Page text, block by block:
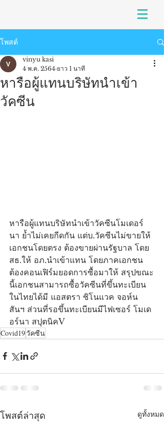
โพสต์
หารือผู้แทนบริษัทนำเข้า
วัคซีน
vinyu kasi
4 พ.ค. 2564 ยาว 1 นาที
หารือผู้แทนบริษัทนำเข้าวัคซีนโมเดอร์
นา ย้ำไม่เคยกีดกัน แต่บ.วัคซีนไม่ขายให้
เอกชนโดยตรง ต้องขายผ่านรัฐบาล โดย
สธ.ให้ อภ.นำเข้าแทน โดยภาคเอกชน
ต้องคอนเฟิร์มยอดการซื้อมาให้ สรุปขณะ
นี้เอกชนสามารถซื้อวัคซีนที่ขึ้นทะเบียน
ในไทยได้มี แอสตรา ซิโนแวค จอห์น
สันฯ ส่วนที่รอขึ้นทะเบียนมีไฟเซอร์ โมเด
อร์นา สปุตนิคV
Covid19วัคซีน
โพสต์ล่าสุด ดูทั้งหมด